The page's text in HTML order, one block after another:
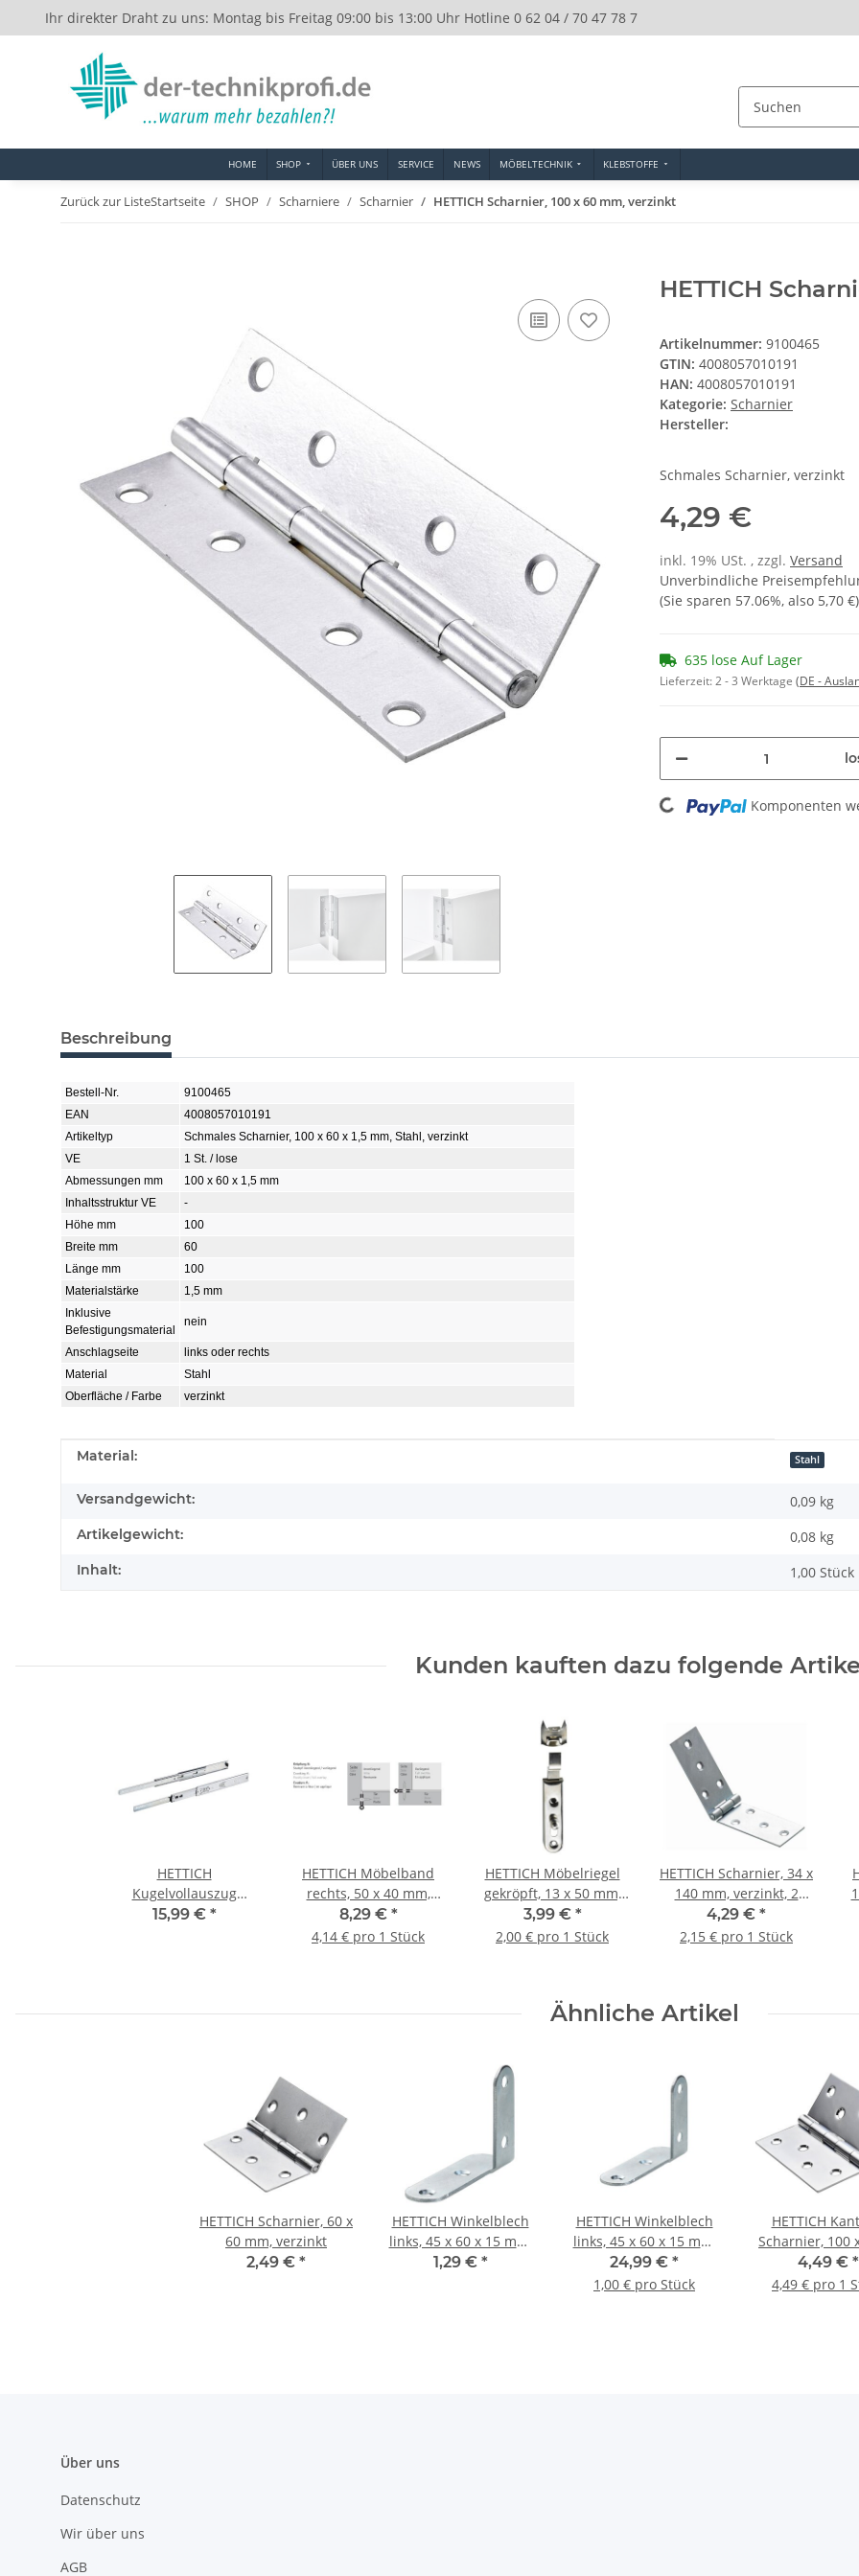
Ihr direkter Draht zu uns: Montag bis Freitag 09:00 bis 13:00 Uhr Hotline 0 62 04 / 70 47 78 7
HOME SHOP ÜBER UNS SERVICE NEWS MÖBELTECHNIK KLEBSTOFFE
Zurück zur ListeStartseite SHOP Scharniere Scharnier HETTICH Scharnier, 100 x 60 mm, verzinkt
HETTICH
Artikelnummer: 9100465
GTIN: 4008057010191
HAN: 4008057010191
Kategorie: Scharnier
Hersteller:
Schmales Scharnier, verzinkt
4,29 €
inkl. 19% USt. , zzgl. Versand
Unverbindliche
(Sie sparen 57.06%, also 5,70 €)
635 lose Auf Lager
Lieferzeit:2 - 3 Werktage (DE -
Loading... Komponenten
Beschreibung
Bestell-Nr.
9100465
EAN
4008057010191
Artikeltyp
Schmales Scharnier, 100 x 60 x 1,5 mm, Stahl, verzinkt
VE
1 St. / lose
Abmessungen mm
100 x 60 x 1,5 mm
Inhaltsstruktur VE
-
Höhe mm
100
Breite mm
60
Länge mm
100
Materialstärke
1,5 mm
Inklusive
Befestigungsmaterial
nein
Anschlagseite
links oder rechts
Material
Stahl
Oberfläche / Farbe
verzinkt
Produkteigenschaft
Wert
Material: Stahl
Versandgewicht: 0,09 kg
Artikelgewicht: 0,08 kg
Inhalt: 1,00 Stück
Kunden kauften dazu folgende
HETTICH
Kugelvollauszug
350mm KA 5632
15,99 € *
HETTICH Möbelband
rechts, 50 x 40 mm,
vernickelt, 2 Stück
8,29 € *
4,14 € pro 1 Stück
HETTICH Möbelriegel
gekröpft, 13 x 50 mm,
vernickelt, 2 Stück
3,99 € *
2,00 € pro 1 Stück
HETTICH Scharnier, 34 x
140 mm, verzinkt, 2
Stück
4,29 € *
2,15 € pro 1 Stück
Ähnliche Artikel
HETTICH Scharnier, 60 x
60 mm, verzinkt
2,49 € *
HETTICH Winkelblech
links, 45 x 60 x 15 mm,
verzinkt
1,29 € *
HETTICH Winkelblech
links, 45 x 60 x 15 mm,
verzinkt, 25 Stück
24,99 € *
1,00 € pro Stück
HETTICH
Scharnier, 100
1,5 mm, Stahl
4,49 € *
4,49 € pro 1
Über uns
Datenschutz
Wir über uns
AGB